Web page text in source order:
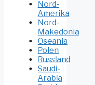
Nord-
Amerika
Nord-
Makedonia
Oseania
Polen
Russland
Saudi-
Arabia